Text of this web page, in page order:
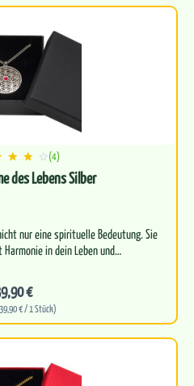
(4)
des Lebens Silber
nur eine spirituelle Bedeutung. Sie
schenkt dir Kraft, bringt Harmonie in dein Leben und…
€
€ / 1 Stück)